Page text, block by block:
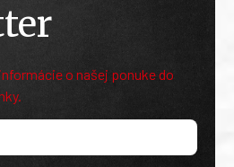
o našej ponuke do